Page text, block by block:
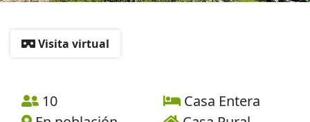
Visita virtual
10
Casa Entera